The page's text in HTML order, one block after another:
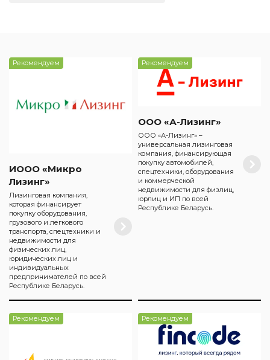
Рекомендуем
ИООО «Микро
Лизинг»
Лизинговая компания,
которая финансирует
покупку оборудования,
грузового и легкового
транспорта, спецтехники и
недвижимости для
физических лиц,
юридических лиц и
индивидуальных
предпринимателей по всей
Республике Беларусь.
Рекомендуем
ООО «А-Лизинг»
ООО «А-Лизинг» –
универсальная лизинговая
компания, финансирующая
покупку автомобилей,
спецтехники, оборудования
и коммерческой
недвижимости для физлиц,
юрлиц и ИП по всей
Республике Беларусь.
Рекомендуем Рекомендуем